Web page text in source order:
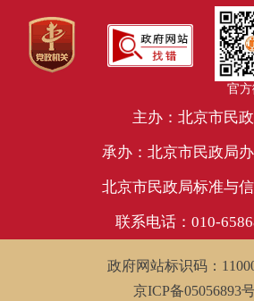
主办：北京市民
承办：北京市民政局办
北京市民政局标准与
联系电话：010-
政府网站标识码：
京ICP备05056893
官